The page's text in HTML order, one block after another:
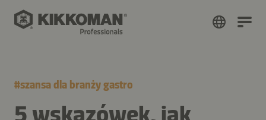
#szansa dla branży gastro
5 wskazówek, jak